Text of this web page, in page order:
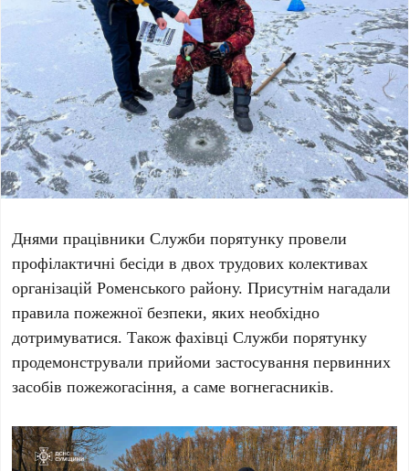
Днями працівники Служби порятунку провели
профілактичні бесіди в двох трудових колективах
організацій Роменського району. Присутнім нагадали
правила пожежної безпеки, яких необхідно
дотримуватися. Також фахівці Служби порятунку
продемонстрували прийоми застосування первинних
засобів пожежогасіння, а саме вогнегасників.